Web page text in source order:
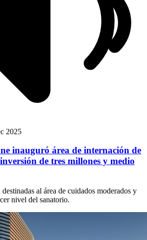
2025
inauguró área de internación de
de tres millones y medio
al área de cuidados moderados y
nivel del sanatorio.